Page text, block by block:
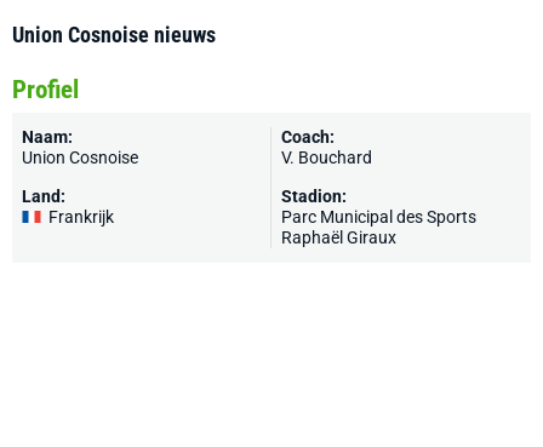
Union Cosnoise nieuws
Profiel
Naam:
Union Cosnoise
Land:
Frankrijk
Coach:
V. Bouchard
Stadion:
Parc Municipal des Sports
Raphaël Giraux